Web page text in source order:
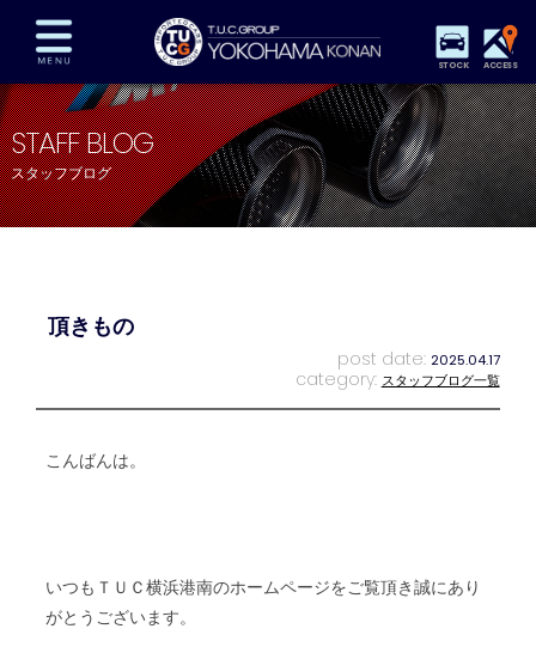
STOCK ACCESS
在庫車両情報 保証&サービス パーツリスト
TUCとは？ 店舗情報 アクセスマップ
全国納車 特別作業 注文販売
STAFF BLOG
スタッフブログ
頂きもの
post date: 2025.04.17
category: スタッフブログ一覧
こんばんは。
いつもＴＵＣ横浜港南のホームページをご覧頂き誠にあり
がとうございます。